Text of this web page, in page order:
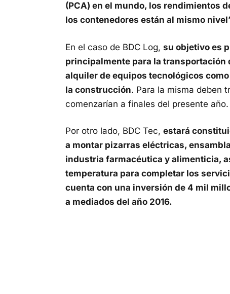
(PCA) en el mundo, los rendimientos
los contenedores están al mismo
En el caso de BDC Log, su objetivo es
principalmente para la transportación
alquiler de equipos tecnológicos
la construcción. Para la misma deben
comenzarían a finales del presente año.
Por otro lado, BDC Tec, estará
a montar pizarras eléctricas,
industria farmacéutica y alimenticia,
temperatura para completar los
cuenta con una inversión de 4 mil
a mediados del año 2016.